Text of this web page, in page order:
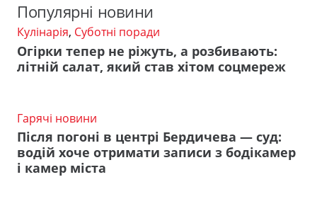
Популярні новини
Кулінарія, Суботні поради
Огірки тепер не ріжуть, а розбивають:
літній салат, який став хітом соцмереж
Гарячі новини
Після погоні в центрі Бердичева — суд:
водій хоче отримати записи з бодікамер
і камер міста